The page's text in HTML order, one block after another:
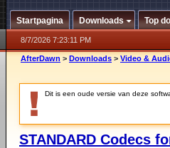
Startpagina Downloads Top
8/7/2026 7:23:11 PM
AfterDawn > Downloads > Video &
Dit is een oude versie van deze
STANDARD Codecs